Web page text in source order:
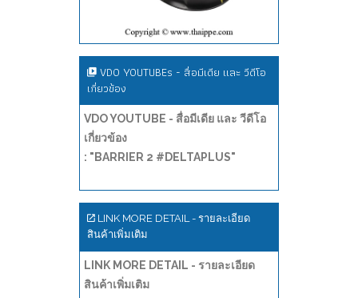
VDO YOUTUBEs - สื่อมีเดีย และ วีดีโอ
เกี่ยวข้อง
VDO YOUTUBE - สื่อมีเดีย และ วีดีโอ
เกี่ยวข้อง
: "BARRIER 2 #DELTAPLUS"
LINK MORE DETAIL - รายละเอียด
สินค้าเพิ่มเติม
LINK MORE DETAIL - รายละเอียด
สินค้าเพิ่มเติม